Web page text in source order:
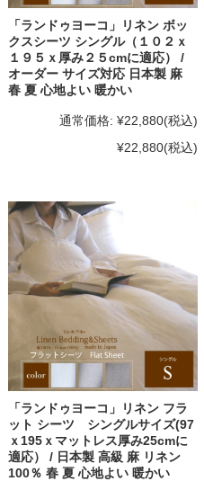
「ランドゥヨーコ」リネン ボッ
クスシーツ シングル（１０２ｘ
１９５ｘ厚み２５cmに適応） /
オーダー サイズ対応 日本製 麻
春 夏 心地よい 暖かい
通常価格: ¥22,880(税込)
¥22,880(税込)
「ランドゥヨーコ」リネン フラ
ット シーツ シングルサイズ(97
ｘ195ｘマットレス厚み25cmに
適応） / 日本製 高級 麻 リネン
100％ 春 夏 心地よい 暖かい